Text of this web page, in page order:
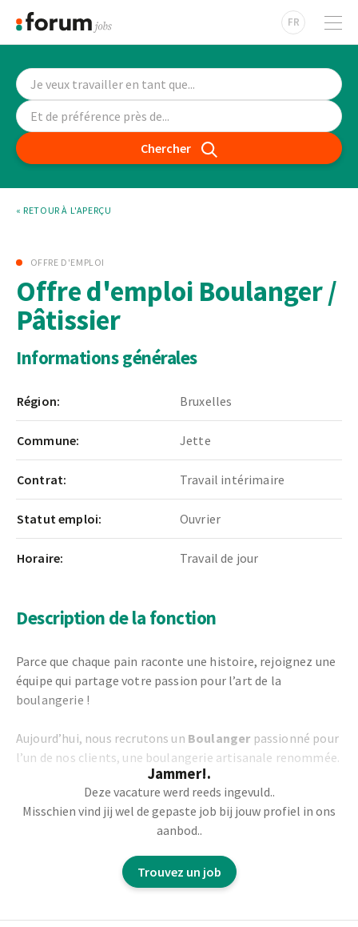
FR
Chercher
« RETOUR À L'APERÇU
OFFRE D'EMPLOI
Offre d'emploi Boulanger /
Pâtissier
Informations générales
Région: Bruxelles
Commune: Jette
Contrat: Travail intérimaire
Statut emploi: Ouvrier
Horaire: Travail de jour
Description de la fonction
Parce que chaque pain raconte une histoire, rejoignez une
équipe qui partage votre passion pour l’art de la
boulangerie !
Aujourd’hui, nous recrutons un Boulanger passionné pour
l’un de nos clients, une boulangerie artisanale renommée.
Vos missions :
Préparer et confectionner des pains et viennoiseries
dans le respect des recettes et des normes d’hygiène.
Assurer la gestion des cuissons et la qualité des produits
Jammer!.
Deze vacature werd reeds ingevuld..
Misschien vind jij wel de gepaste job bij jouw profiel in ons
aanbod..
Trouvez un job